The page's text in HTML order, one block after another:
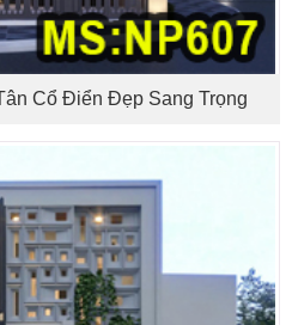
Cổ Điển Đẹp Sang Trọng